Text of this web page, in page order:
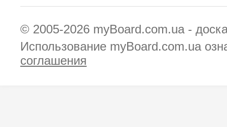
© 2005-2026 myBoard.com.ua -
Использование myBoard.com.ua
соглашения